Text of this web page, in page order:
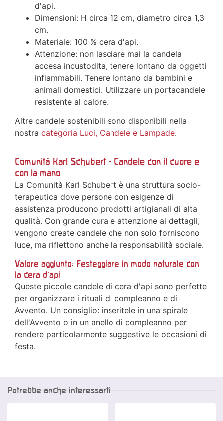
d'api.
Dimensioni: H circa 12 cm, diametro circa 1,3
cm.
Materiale: 100 % cera d'api.
Attenzione: non lasciare mai la candela
accesa incustodita, tenere lontano da oggetti
infiammabili. Tenere lontano da bambini e
animali domestici. Utilizzare un portacandele
resistente al calore.
Altre candele sostenibili sono disponibili nella
nostra categoria Luci, Candele e Lampade.
Comunità Karl Schubert - Candele con il cuore e
con la mano
La Comunità Karl Schubert è una struttura socio-
terapeutica dove persone con esigenze di
assistenza producono prodotti artigianali di alta
qualità. Con grande cura e attenzione ai dettagli,
vengono create candele che non solo forniscono
luce, ma riflettono anche la responsabilità sociale.
Valore aggiunto: Festeggiare in modo naturale con
la cera d'api
Queste piccole candele di cera d'api sono perfette
per organizzare i rituali di compleanno e di
Avvento. Un consiglio: inseritele in una spirale
dell'Avvento o in un anello di compleanno per
rendere particolarmente suggestive le occasioni di
festa.
Potrebbe anche interessarti